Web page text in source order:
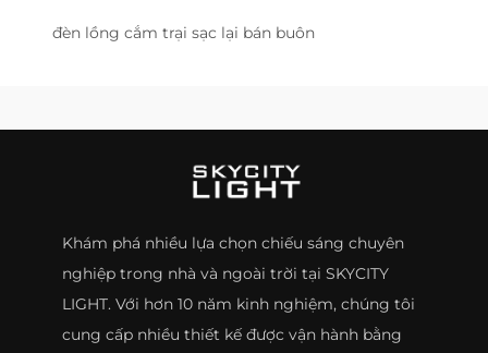
đèn lồng cắm trại sạc lại bán buôn
Khám phá nhiều lựa chọn chiếu sáng chuyên
nghiệp trong nhà và ngoài trời tại SKYCITY
LIGHT. Với hơn 10 năm kinh nghiệm, chúng tôi
cung cấp nhiều thiết kế được vận hành bằng